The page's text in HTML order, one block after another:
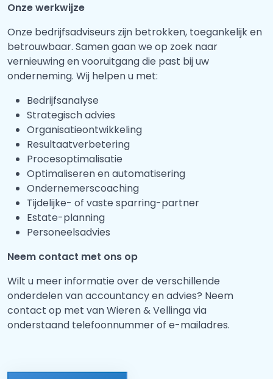
Onze werkwijze
Onze bedrijfsadviseurs zijn betrokken, toegankelijk en
betrouwbaar. Samen gaan we op zoek naar
vernieuwing en vooruitgang die past bij uw
onderneming. Wij helpen u met:
Bedrijfsanalyse
Strategisch advies
Organisatieontwikkeling
Resultaatverbetering
Procesoptimalisatie
Optimaliseren en automatisering
Ondernemerscoaching
Tijdelijke- of vaste sparring-partner
Estate-planning
Personeelsadvies
Neem contact met ons op
Wilt u meer informatie over de verschillende
onderdelen van accountancy en advies? Neem
contact op met van Wieren & Vellinga via
onderstaand telefoonnummer of e-mailadres.